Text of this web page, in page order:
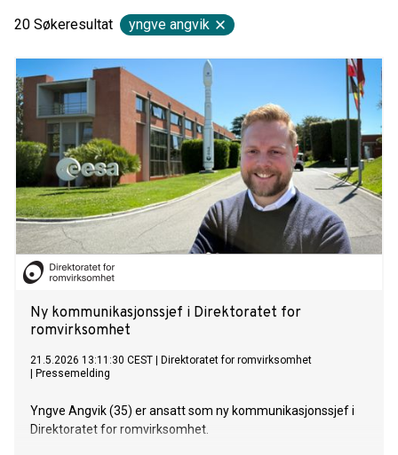
20 Søkeresultat yngve angvik
Ny kommunikasjonssjef i Direktoratet for
romvirksomhet
21.5.2026 13:11:30 CEST
Direktoratet for romvirksomhet
Pressemelding
Yngve Angvik (35) er ansatt som ny kommunikasjonssjef i
Direktoratet for romvirksomhet.